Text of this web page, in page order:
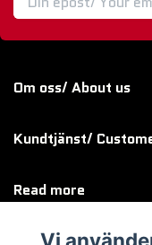
Om oss/ About us
Kundtjänst/
Read more
Sociala medier